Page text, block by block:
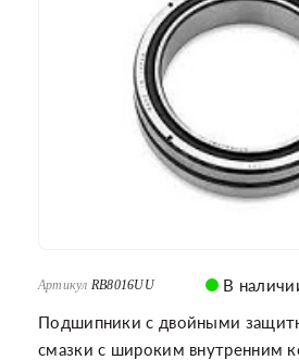
Артикул RB8016UU
В
Подшипники с двойными
смазки с широким внутренним